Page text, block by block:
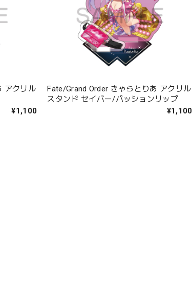
アクリル
¥1,100
Fate/Grand Order きゃらとりあ アクリル
スタンド セイバー/パッションリップ
¥1,100